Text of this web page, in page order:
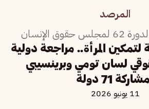
المرصد
الإنسان
لتمكين المرأة.. مراجعة دولية
لسان تومي وبرينسيبي
71 دولة
11 يونيو 2026